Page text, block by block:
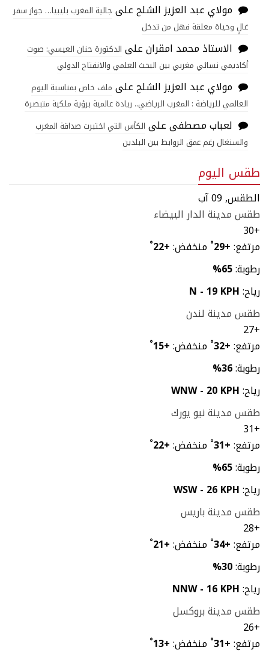
مولاي عبد العزيز الشلحعلى جالية المغرب بليبيا… جواز سفر
غالٍ وحياة معلقة فهل من تدخل
الاستاذ محمد امقرانعلى الدكتورة حنان العيسي: صوت
أكاديمي نسائي مغربي بين البحث العلمي والانفتاح الدولي
مولاي عبد العزيز الشلحعلى ملف خاص بمناسبة اليوم
العالمي للرياضة : المغرب الرياضي.. ريادة عالمية برؤية ملكية متبصرة
لعباب مصطفىعلى الكأس التي اختبرت صداقة المغرب
والسنغال رغم عمق الروابط بين البلدين
طقس اليوم
الطقس, 09 آب
طقس مدينة الدار البيضاء
+
30
مرتفع:+
29
° منخفض:+
22
°
رطوبة:65%
رياح:N - 19 KPH
طقس مدينة لندن
+
27
مرتفع:+
32
° منخفض:+
15
°
رطوبة:36%
رياح:WNW - 20 KPH
طقس مدينة نيو يورك
+
31
مرتفع:+
31
° منخفض:+
22
°
رطوبة:65%
رياح:WSW - 26 KPH
طقس مدينة باريس
+
28
مرتفع:+
34
° منخفض:+
21
°
رطوبة:30%
رياح:NNW - 16 KPH
طقس مدينة بروكسل
+
26
مرتفع:+
31
° منخفض:+
13
°